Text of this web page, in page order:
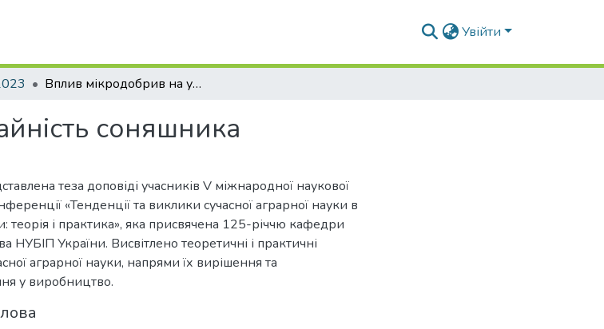
Увійти
Вплив мікродобрив на урожайність соняшника
соняшника
теза доповіді учасників V міжнародної наукової
«Тенденції та виклики сучасної аграрної науки в
теорія і практика», яка присвячена 125-річчю кафедри
НУБІП України. Висвітлено теоретичні і практичні
аграрної науки, напрями їх вирішення та
у виробництво.